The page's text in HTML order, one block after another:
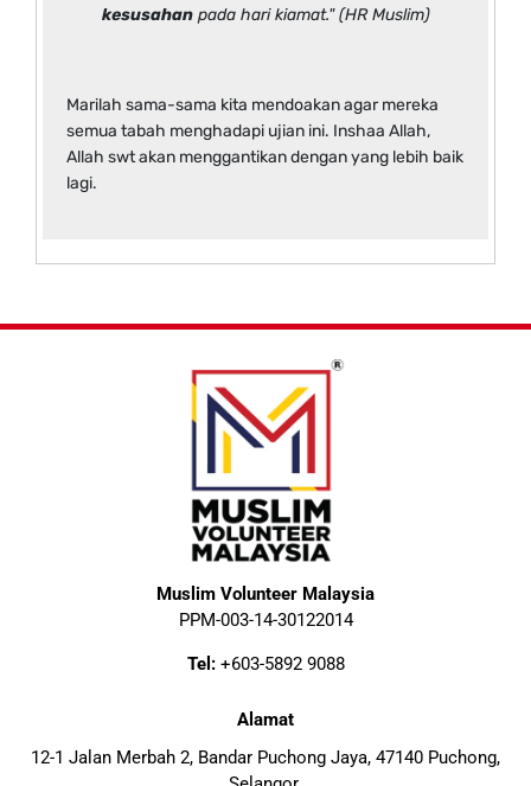
kesusahanpada hari kiamat." (HR Muslim)
Marilah sama-sama kita mendoakan agar mereka
semua tabah menghadapi ujian ini. Inshaa Allah,
Allah swt akan menggantikan dengan yang lebih baik
lagi.
Muslim Volunteer Malaysia
PPM-003-14-30122014
Tel: +603-5892 9088
Alamat
12-1 Jalan Merbah 2, Bandar Puchong Jaya, 47140 Puchong,